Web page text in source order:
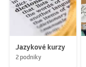
Jazykové kurzy
2 podniky